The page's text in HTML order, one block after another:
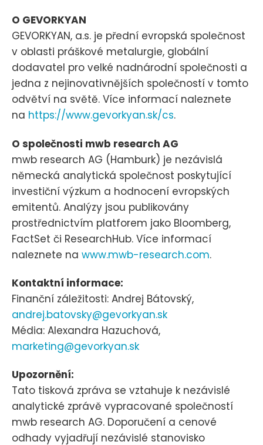
O GEVORKYAN
GEVORKYAN, a.s. je přední evropská společnost
v oblasti práškové metalurgie, globální
dodavatel pro velké nadnárodní společnosti a
jedna z nejinovativnějších společností v tomto
odvětví na světě. Více informací naleznete
na https://www.gevorkyan.sk/cs.
O společnosti mwb research AG
mwb research AG (Hamburk) je nezávislá
německá analytická společnost poskytující
investiční výzkum a hodnocení evropských
emitentů. Analýzy jsou publikovány
prostřednictvím platforem jako Bloomberg,
FactSet či ResearchHub. Více informací
naleznete na www.mwb-research.com.
Kontaktní informace:
Finanční záležitosti: Andrej Bátovský,
andrej.batovsky@gevorkyan.sk
Média: Alexandra Hazuchová,
marketing@gevorkyan.sk
Upozornění:
Tato tisková zpráva se vztahuje k nezávislé
analytické zprávě vypracované společností
mwb research AG. Doporučení a cenové
odhady vyjadřují nezávislé stanovisko